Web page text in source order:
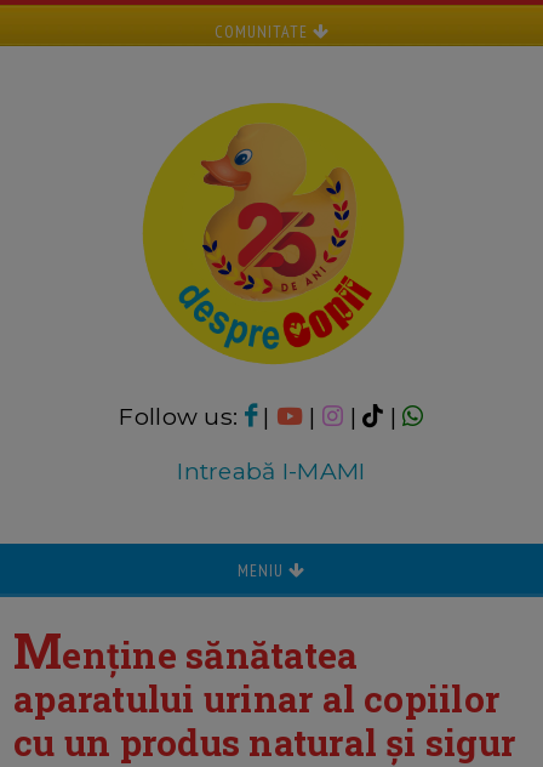
COMUNITATE
Follow us: | | |
|
Intreabă I-MAMI
MENIU
Menține sănătatea
aparatului urinar al copiilor
cu un produs natural și sigur